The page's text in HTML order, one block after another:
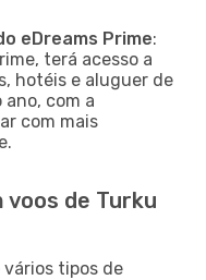
eDreams Prime:
terá acesso a
hotéis e aluguer de
com a
com mais
voos de Turku
tipos de